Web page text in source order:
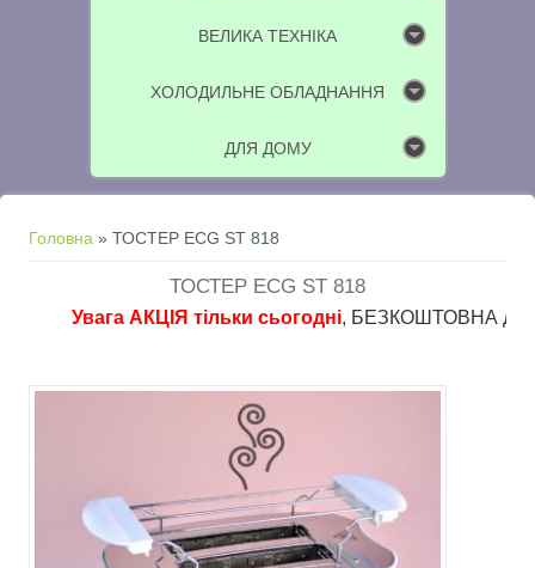
ВЕЛИКА ТЕХНІКА
ХОЛОДИЛЬНЕ ОБЛАДНАННЯ
ДЛЯ ДОМУ
Ви є тут
Головна » ТОСТЕР ECG ST 818
ТОСТЕР ECG ST 818
Увага АКЦІЯ тільки сьогодні, БЕЗКОШТОВНА